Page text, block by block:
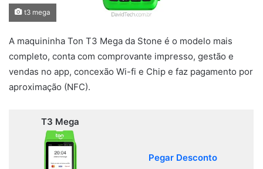
t3 mega
A maquininha Ton T3 Mega da Stone é o modelo mais
completo, conta com comprovante impresso, gestão e
vendas no app, concexão Wi-fi e Chip e faz pagamento por
aproximação (NFC).
T3 Mega
Pegar Desconto